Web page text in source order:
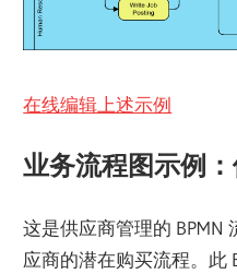
在线编辑上述示例
业务流程图示例
这是供应商管理的 BPMN
应商的潜在购买流程。此